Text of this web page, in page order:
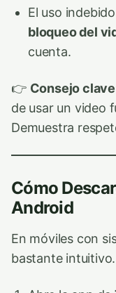
El uso
bloqueo del
cuenta.
👉 Consejo
de usar un video
Demuestra
Cómo
Android
En móviles con
bastante